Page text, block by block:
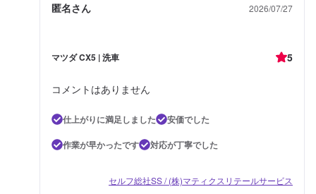
匿名さん 2026/07/27
マツダ CX5 | 洗車 5
コメントはありません
仕上がりに満足しました
安価でした
作業が早かったです
対応が丁寧でした
セルフ総社SS / (株)マティクスリテールサービス